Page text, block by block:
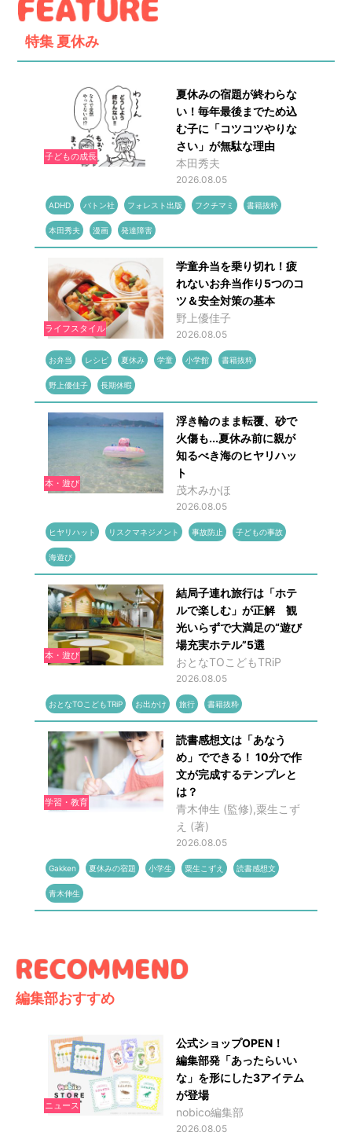
特集 夏休み
子どもの成長
夏休みの宿題が終わらな
い！毎年最後までため込
む子に「コツコツやりな
さい」が無駄な理由
本田秀夫
2026.08.05
ADHD バトン社 フォレスト出版 フクチマミ 書籍抜粋
本田秀夫 漫画 発達障害
ライフスタイル
学童弁当を乗り切れ！疲
れないお弁当作り5つのコ
ツ＆安全対策の基本
野上優佳子
2026.08.05
お弁当 レシピ 夏休み 学童 小学館 書籍抜粋
野上優佳子 長期休暇
本・遊び
浮き輪のまま転覆、砂で
火傷も...夏休み前に親が
知るべき海のヒヤリハッ
ト
茂木みかほ
2026.08.05
ヒヤリハット リスクマネジメント 事故防止 子どもの事故
海遊び
本・遊び
結局子連れ旅行は「ホテ
ルで楽しむ」が正解 観
光いらずで大満足の“遊び
場充実ホテル”5選
おとなTOこどもTRiP
2026.08.05
おとなTOこどもTRiP お出かけ 旅行 書籍抜粋
学習・教育
読書感想文は「あなう
め」でできる！ 10分で作
文が完成するテンプレと
は？
青木伸生 (監修),粟生こず
え (著)
2026.08.05
Gakken 夏休みの宿題 小学生 粟生こずえ 読書感想文
青木伸生
編集部おすすめ
ニュース
公式ショップOPEN！
編集部発「あったらいい
な」を形にした3アイテム
が登場
nobico編集部
2026.08.05